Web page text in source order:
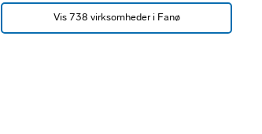
Vis 738 virksomheder i Fanø